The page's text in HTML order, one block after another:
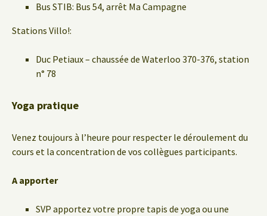
Bus STIB: Bus 54, arrêt Ma Campagne
Stations Villo!:
Duc Petiaux – chaussée de Waterloo 370-376, station
n° 78
Yoga pratique
Venez toujours à l’heure pour respecter le déroulement du
cours et la concentration de vos collègues participants.
A apporter
SVP apportez votre propre tapis de yoga ou une